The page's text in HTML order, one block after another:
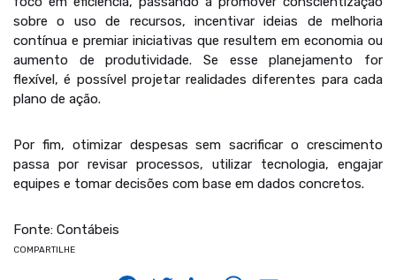
sobre o uso de recursos, incentivar ideias de melhoria
contínua e premiar iniciativas que resultem em economia ou
aumento de produtividade. Se esse planejamento for
flexível, é possível projetar realidades diferentes para cada
plano de ação.
Por fim, otimizar despesas sem sacrificar o crescimento
passa por revisar processos, utilizar tecnologia, engajar
equipes e tomar decisões com base em dados concretos.
Fonte: Contábeis
COMPARTILHE